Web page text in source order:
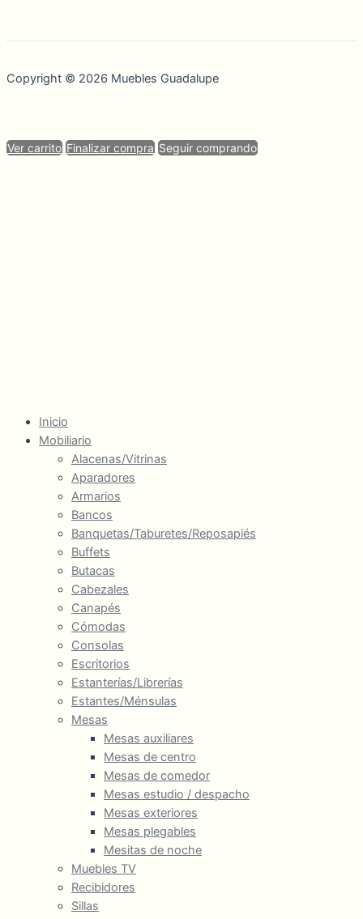
Copyright © 2026 Muebles Guadalupe
Ver carrito Finalizar compra Seguir comprando
Inicio
Mobiliario
Alacenas/Vitrinas
Aparadores
Armarios
Bancos
Banquetas/Taburetes/Reposapiés
Buffets
Butacas
Cabezales
Canapés
Cómodas
Consolas
Escritorios
Estanterías/Librerías
Estantes/Ménsulas
Mesas
Mesas auxiliares
Mesas de centro
Mesas de comedor
Mesas estudio / despacho
Mesas exteriores
Mesas plegables
Mesitas de noche
Muebles TV
Recibidores
Sillas